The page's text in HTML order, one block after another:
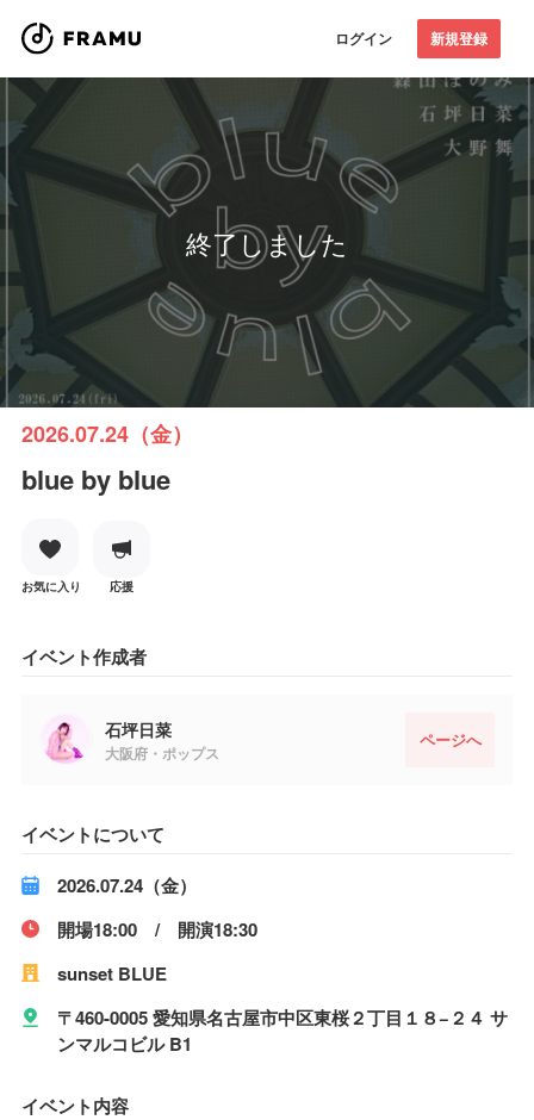
ログイン 新規登録
終了しました
2026.07.24（金）
blue by blue
お気に入り 応援
イベント作成者
石坪日菜
大阪府・ポップス
ページへ
イベントについて
2026.07.24（金）
開場18:00 / 開演18:30
sunset BLUE
〒460-0005 愛知県名古屋市中区東桜２丁目１８−２４ サ
ンマルコビル B1
イベント内容